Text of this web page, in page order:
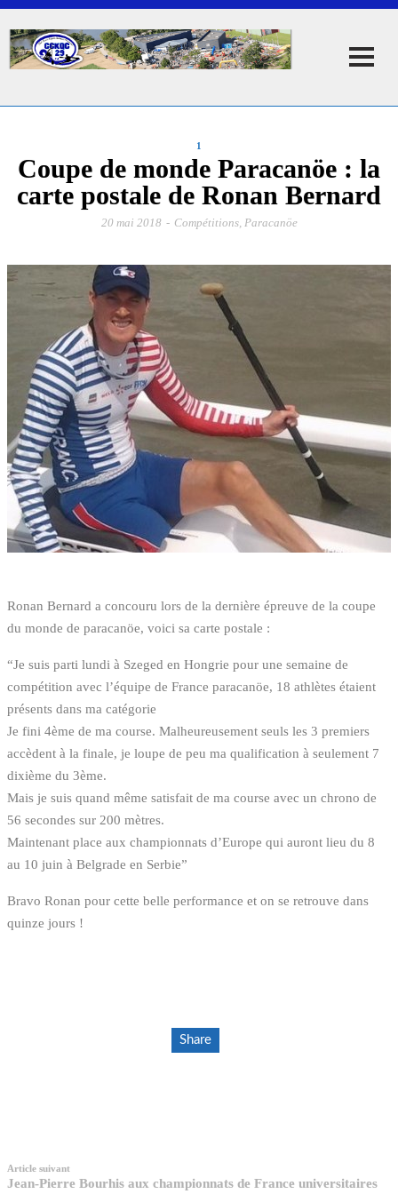
1
Coupe de monde Paracanöe : la
carte postale de Ronan Bernard
20 mai 2018 - Compétitions, Paracanöe
Ronan Bernard a concouru lors de la dernière épreuve de la coupe
du monde de paracanöe, voici sa carte postale :
“Je suis parti lundi à Szeged en Hongrie pour une semaine de
compétition avec l’équipe de France paracanöe, 18 athlètes étaient
présents dans ma catégorie
Je fini 4ème de ma course. Malheureusement seuls les 3 premiers
accèdent à la finale, je loupe de peu ma qualification à seulement 7
dixième du 3ème.
Mais je suis quand même satisfait de ma course avec un chrono de
56 secondes sur 200 mètres.
Maintenant place aux championnats d’Europe qui auront lieu du 8
au 10 juin à Belgrade en Serbie”
Bravo Ronan pour cette belle performance et on se retrouve dans
quinze jours !
Share
Article suivant
Jean-Pierre Bourhis aux championnats de France universitaires